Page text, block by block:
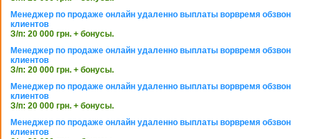
Менеджер по продаже онлайн удаленно выплаты ворвремя обзвон
клиентов
З/п: 20 000 грн. + бонусы.
Менеджер по продаже онлайн удаленно выплаты ворвремя обзвон
клиентов
З/п: 20 000 грн. + бонусы.
Менеджер по продаже онлайн удаленно выплаты ворвремя обзвон
клиентов
З/п: 20 000 грн. + бонусы.
Менеджер по продаже онлайн удаленно выплаты ворвремя обзвон
клиентов